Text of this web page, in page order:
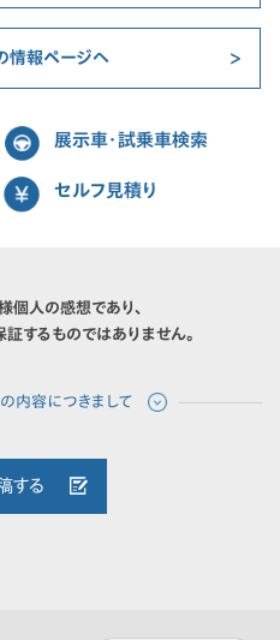
情報ページへ
展示車・試乗車検索
セルフ見積り
個人の感想であり、
するものではありません。
する